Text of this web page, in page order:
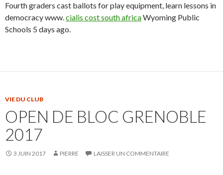
Fourth graders cast ballots for play equipment, learn lessons in
democracy www.cialis cost south africaWyoming Public
Schools 5 days ago.
VIE DU CLUB
OPEN DE BLOC GRENOBLE
2017
3 JUIN 2017 PIERRE LAISSER UN COMMENTAIRE